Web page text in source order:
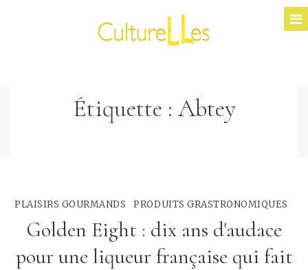
Étiquette : Abtey
PLAISIRS GOURMANDS PRODUITS GRASTRONOMIQUES
Golden Eight : dix ans d'audace
pour une liqueur française qui fait